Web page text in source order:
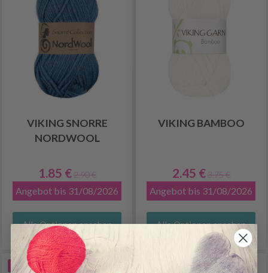
VIKING SNORRE
NORDWOOL
1.85 € 2.90 €
Angebot bis 31/08/2026
Alle Optionen ansehen
VIKING BAMBOO
2.45 € 3.75 €
Angebot bis 31/08/2026
Alle Optionen ansehen
50% Rabatt